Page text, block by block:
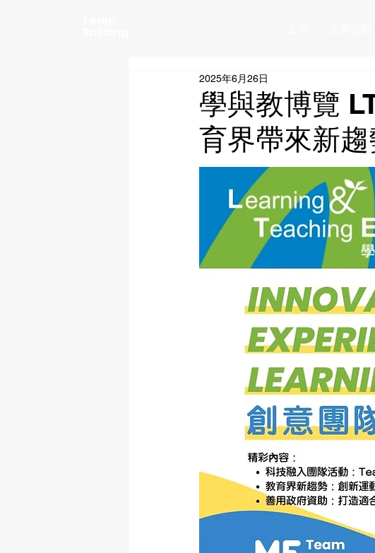
學與教博覽
育界帶來新趨
2025年6月26日